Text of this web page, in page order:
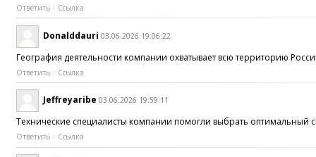
Ответить Ссылка
Donalddauri 03.06.2026 19:06:22
География деятельности компании охватывает всю территорию
Ответить Ссылка
Jeffreyaribe 03.06.2026 19:59:11
Технические специалисты компании помогли выбрать оптимальный
Ответить Ссылка